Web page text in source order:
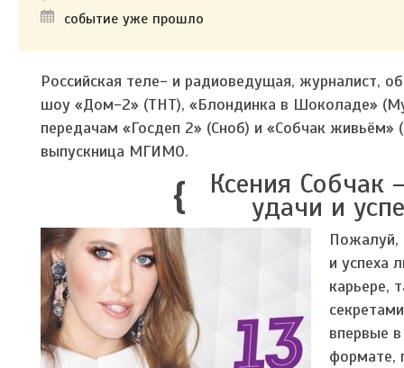
событие уже прошло
Российская теле- и радиоведущая, журналист,
шоу «Дом-2» (ТНТ), «Блондинка в Шоколаде»
передачам «Госдеп 2» (Сноб) и «Собчак
выпускница МГИМО.
Ксения Собчак
удачи и
Пожалуй,
и успеха
карьере,
впервые
формате,